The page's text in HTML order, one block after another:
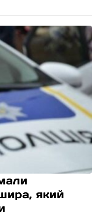
який